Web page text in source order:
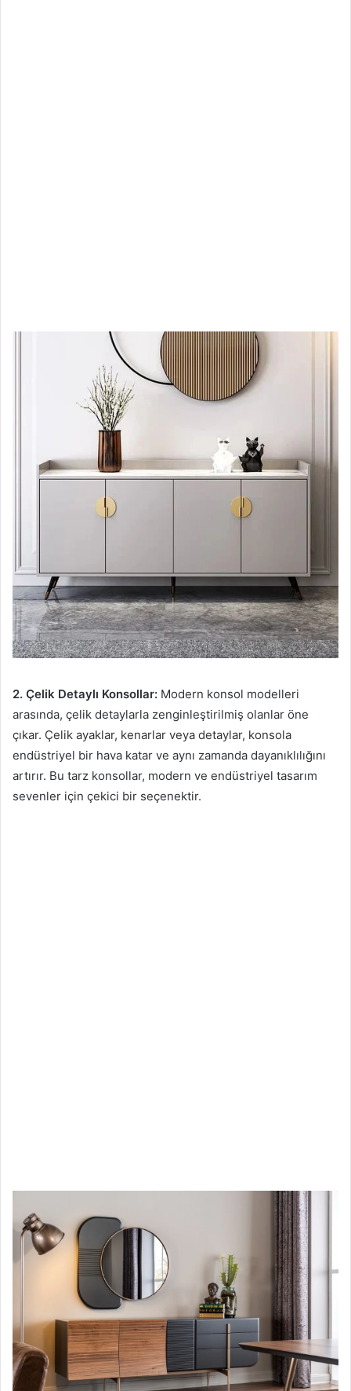
2. Çelik Detaylı Konsollar: Modern konsol modelleri
arasında, çelik detaylarla zenginleştirilmiş olanlar öne
çıkar. Çelik ayaklar, kenarlar veya detaylar, konsola
endüstriyel bir hava katar ve aynı zamanda dayanıklılığını
artırır. Bu tarz konsollar, modern ve endüstriyel tasarım
sevenler için çekici bir seçenektir.